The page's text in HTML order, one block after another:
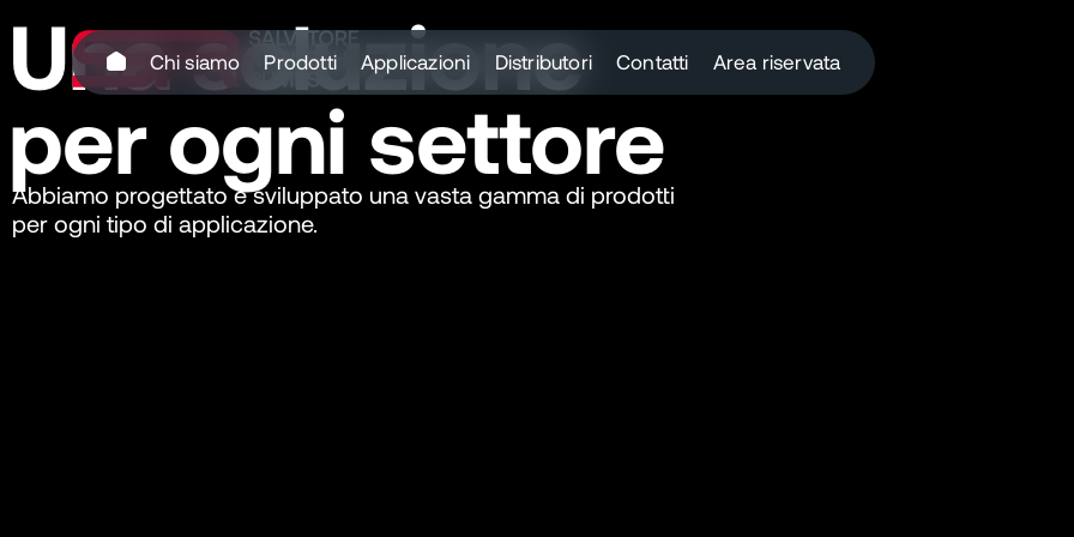
Chi siamo Prodotti Applicazioni Distributori Contatti Area riservata